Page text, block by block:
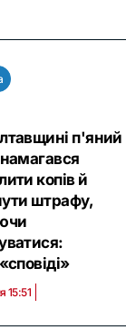
п'яний
копів й
штрафу,
15:51